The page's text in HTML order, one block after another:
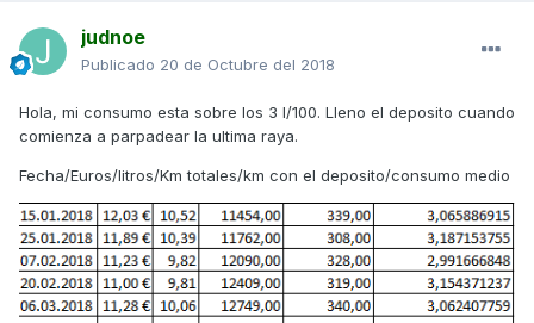
judnoe
Publicado 20 de Octubre del 2018
Hola, mi consumo esta sobre los 3 l/100. Lleno el deposito cuando
comienza a parpadear la ultima raya.
Fecha/Euros/litros/Km totales/km con el deposito/consumo medio